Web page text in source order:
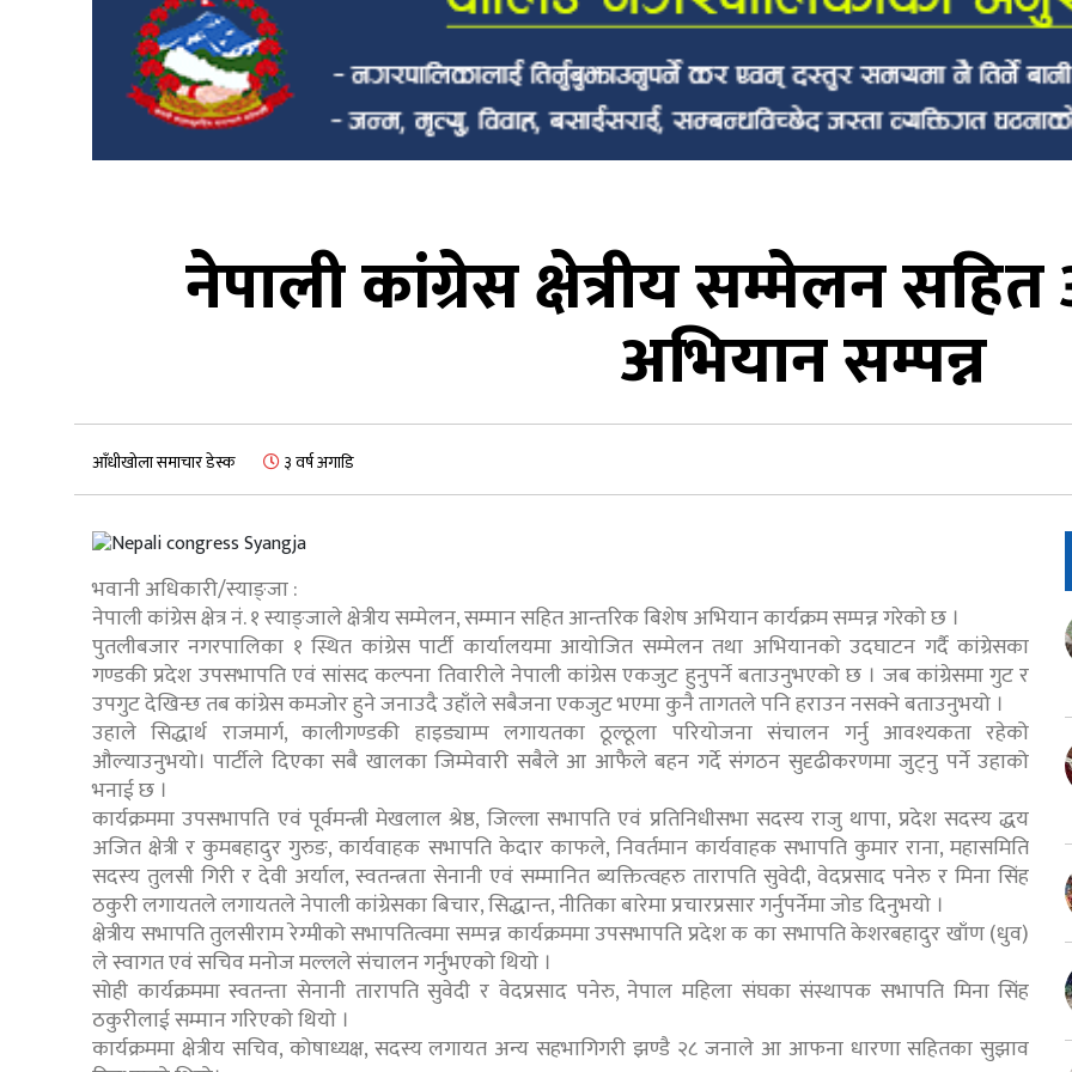
नेपाली कांग्रेस क्षेत्रीय सम्मेलन
अभियान सम्पन्न
आँधीखोला समाचार डेस्क ३ वर्ष अगाडि
भवानी अधिकारी/स्याङ्जा :
नेपाली कांग्रेस क्षेत्र नं. १ स्याङ्जाले क्षेत्रीय सम्मेलन, सम्मान सहित आन्तरिक बिशेष अभियान कार्यक्रम सम्पन्न गरेको छ ।
पुतलीबजार नगरपालिका १ स्थित कांग्रेस पार्टी कार्यालयमा आयोजित सम्मेलन तथा अभियानको उदघाटन गर्दै कांग्रेसका
गण्डकी प्रदेश उपसभापति एवं सांसद कल्पना तिवारीले नेपाली कांग्रेस एकजुट हुनुपर्ने बताउनुभएको छ । जब कांग्रेसमा गुट र
उपगुट देखिन्छ तब कांग्रेस कमजोर हुने जनाउदै उहाँले सबैजना एकजुट भएमा कुनै तागतले पनि हराउन नसक्ने बताउनुभयो ।
उहाले सिद्धार्थ राजमार्ग, कालीगण्डकी हाइड्याम्प लगायतका ठूल्ठूला परियोजना संचालन गर्नु आवश्यकता रहेको
औल्याउनुभयो। पार्टीले दिएका सबै खालका जिम्मेवारी सबैले आ आफैले बहन गर्दे संगठन सुदृढीकरणमा जुट्नु पर्ने उहाको
भनाई छ ।
कार्यक्रममा उपसभापति एवं पूर्वमन्त्री मेखलाल श्रेष्ठ, जिल्ला सभापति एवं प्रतिनिधीसभा सदस्य राजु थापा, प्रदेश सदस्य द्धय
अजित क्षेत्री र कुमबहादुर गुरुङ, कार्यवाहक सभापति केदार काफले, निवर्तमान कार्यवाहक सभापति कुमार राना, महासमिति
सदस्य तुलसी गिरी र देवी अर्याल, स्वतन्त्रता सेनानी एवं सम्मानित ब्यक्तित्वहरु तारापति सुवेदी, वेदप्रसाद पनेरु र मिना सिंह
ठकुरी लगायतले लगायतले नेपाली कांग्रेसका बिचार, सिद्धान्त, नीतिका बारेमा प्रचारप्रसार गर्नुपर्नेमा जोड दिनुभयो ।
क्षेत्रीय सभापति तुलसीराम रेग्मीको सभापतित्वमा सम्पन्न कार्यक्रममा उपसभापति प्रदेश क का सभापति केशरबहादुर खाँण (धुव)
ले स्वागत एवं सचिव मनोज मल्लले संचालन गर्नुभएको थियो ।
सोही कार्यक्रममा स्वतन्ता सेनानी तारापति सुवेदी र वेदप्रसाद पनेरु, नेपाल महिला संघका संस्थापक सभापति मिना सिंह
ठकुरीलाई सम्मान गरिएको थियो ।
कार्यक्रममा क्षेत्रीय सचिव, कोषाध्यक्ष, सदस्य लगायत अन्य सहभागिगरी झण्डै २८ जनाले आ आफना धारणा सहितका सुझाव